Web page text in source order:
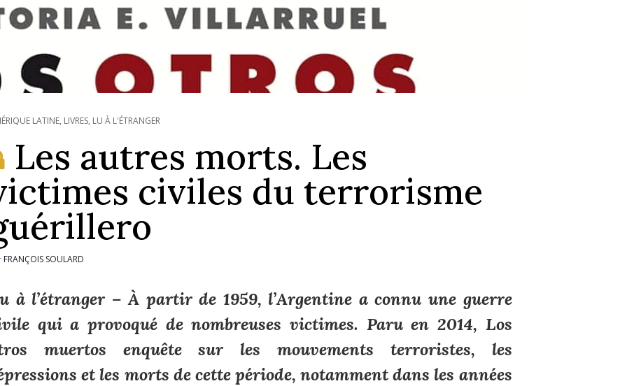
LATINE, LIVRES, LU À L'ÉTRANGER
Les autres morts. Les
civiles du terrorisme
FRANÇOIS SOULARD
à l’étranger – À partir de 1959, l’Argentine a connu une guerre
qui a provoqué de nombreuses victimes. Paru en 2014, Los
muertos enquête sur les mouvements terroristes, les
et les morts de cette période, notamment dans les années